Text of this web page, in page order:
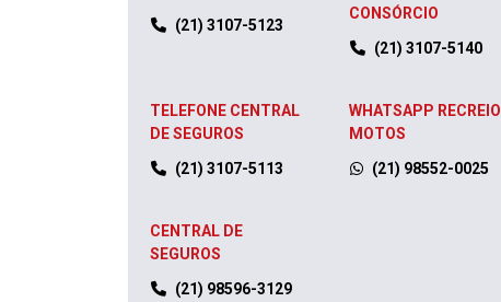
(21) 3107-5123
CONSÓRCIO
(21) 3107-5140
TELEFONE CENTRAL
DE SEGUROS
(21) 3107-5113
WHATSAPP RECREIO
MOTOS
(21) 98552-0025
CENTRAL DE
SEGUROS
(21) 98596-3129